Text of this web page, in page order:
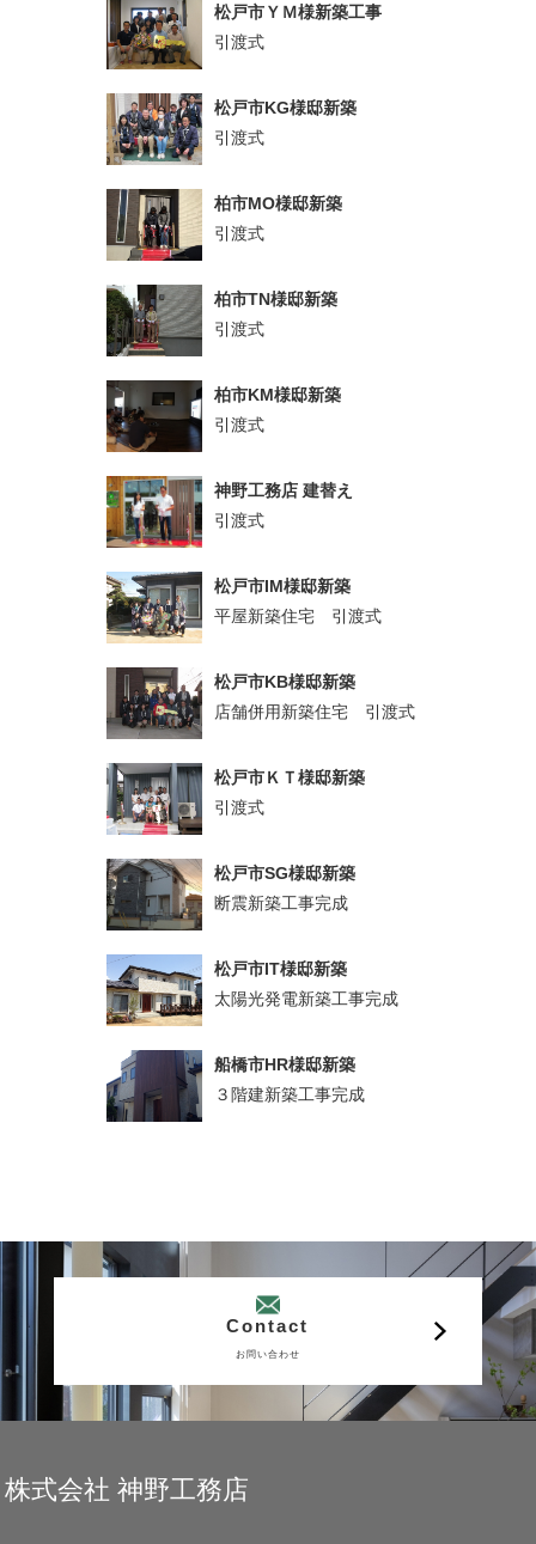
松戸市ＹＭ様新築工事
引渡式
松戸市KG様邸新築
引渡式
柏市MO様邸新築
引渡式
柏市TN様邸新築
引渡式
柏市KM様邸新築
引渡式
神野工務店 建替え
引渡式
松戸市IM様邸新築
平屋新築住宅 引渡式
松戸市KB様邸新築
店舗併用新築住宅 引渡式
松戸市ＫＴ様邸新築
引渡式
松戸市SG様邸新築
断震新築工事完成
松戸市IT様邸新築
太陽光発電新築工事完成
船橋市HR様邸新築
３階建新築工事完成
Contact
お問い合わせ
株式会社 神野工務店